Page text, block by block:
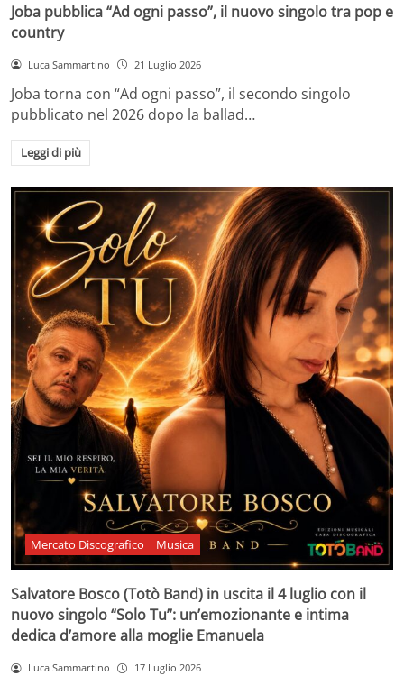
Joba pubblica “Ad ogni passo”, il nuovo singolo tra pop e
country
Luca Sammartino 21 Luglio 2026
Joba torna con “Ad ogni passo”, il secondo singolo
pubblicato nel 2026 dopo la ballad…
Leggi di più
Mercato Discografico Musica
Salvatore Bosco (Totò Band) in uscita il 4 luglio con il
nuovo singolo “Solo Tu”: un’emozionante e intima
dedica d’amore alla moglie Emanuela
Luca Sammartino 17 Luglio 2026